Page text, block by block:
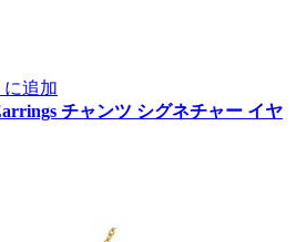
追加
チャンツ シグネチャー イヤ